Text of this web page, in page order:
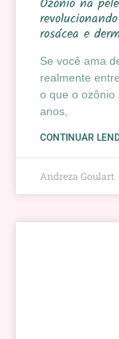
rosácea e
Se você ama
realmente
o que o ozônio
anos,
CONTINUAR
Andreza Goulart